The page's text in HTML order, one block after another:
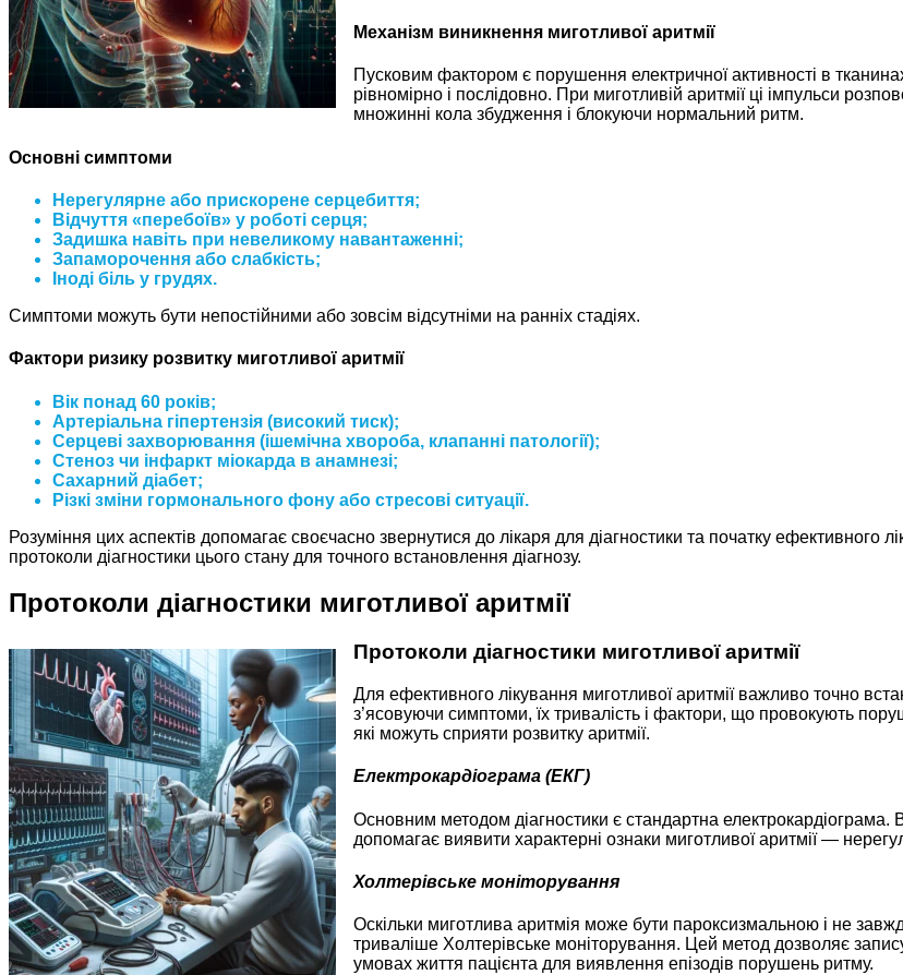
Механізм виникнення миготливої аритмії
Пусковим фактором є порушення електричної активності в
рівномірно і послідовно. При миготливій аритмії ці імпульси
множинні кола збудження і блокуючи нормальний ритм.
Основні симптоми
Нерегулярне або прискорене серцебиття;
Відчуття «перебоїв» у роботі серця;
Задишка навіть при невеликому навантаженні;
Запаморочення або слабкість;
Іноді біль у грудях.
Симптоми можуть бути непостійними або зовсім відсутніми на ранніх стадіях.
Фактори ризику розвитку миготливої аритмії
Вік понад 60 років;
Артеріальна гіпертензія (високий тиск);
Cерцеві захворювання (ішемічна хвороба, клапанні патології);
Cтеноз чи інфаркт міокарда в анамнезі;
Cахарний діабет;
Pізкі зміни гормонального фону або стресові ситуації.
Розуміння цих аспектів допомагає своєчасно звернутися до лікаря для діагностики та початку ефективного
протоколи діагностики цього стану для точного встановлення діагнозу.
Протоколи діагностики миготливої аритмії
Протоколи діагностики миготливої аритмії
Для ефективного лікування миготливої аритмії важливо точно
з’ясовуючи симптоми, їх тривалість і фактори, що провокують
які можуть сприяти розвитку аритмії.
Електрокардіограма (ЕКГ)
Основним методом діагностики є стандартна
допомагає виявити характерні ознаки миготливої аритмії —
Холтерівське моніторування
Оскільки миготлива аритмія може бути пароксизмальною і не
триваліше Холтерівське моніторування. Цей метод дозволяє
умовах життя пацієнта для виявлення епізодів порушень ритму.